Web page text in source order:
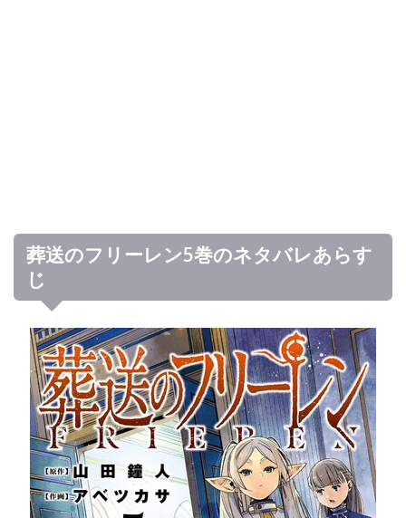
葬送のフリーレン5巻のネタバレあらす
じ